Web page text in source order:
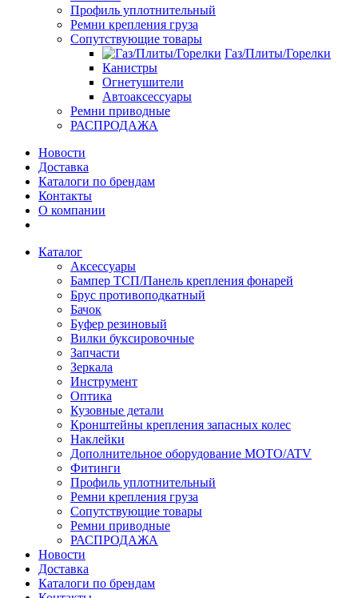
Профиль уплотнительный
Ремни крепления груза
Сопутствующие товары
Газ/Плиты/Горелки
Канистры
Огнетушители
Автоаксессуары
Ремни приводные
РАСПРОДАЖА
Новости
Доставка
Каталоги по брендам
Контакты
О компании
Каталог
Аксессуары
Бампер ТСП/Панель крепления фонарей
Брус противоподкатный
Бачок
Буфер резиновый
Вилки буксировочные
Запчасти
Зеркала
Инструмент
Оптика
Кузовные детали
Кронштейны крепления запасных колес
Наклейки
Дополнительное оборудование MOTO/ATV
Фитинги
Профиль уплотнительный
Ремни крепления груза
Сопутствующие товары
Ремни приводные
РАСПРОДАЖА
Новости
Доставка
Каталоги по брендам